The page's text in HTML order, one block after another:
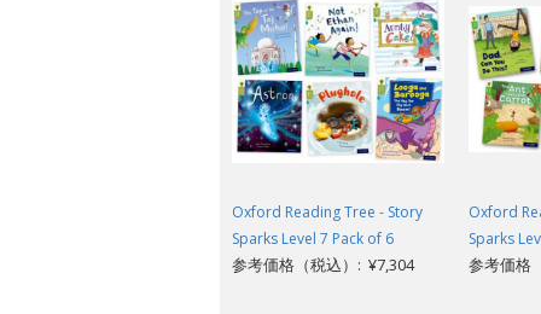
Oxford Reading Tree - Story
Sparks Level 7 Pack of 6
参考価格（税込）: ¥7,304
Oxford
Sparks
参考価格